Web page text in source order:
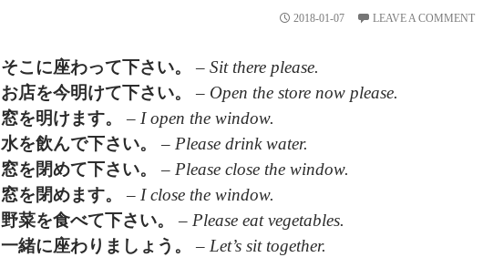
2018-01-07 LEAVE A COMMENT
そこに座わって下さい。 – Sit there please.
お店を今明けて下さい。 – Open the store now please.
窓を明けます。– I open the window.
水を飲んで下さい。– Please drink water.
窓を閉めて下さい。– Please close the window.
窓を閉めます。– I close the window.
野菜を食べて下さい。– Please eat vegetables.
一緒に座わりましょう。– Let’s sit together.